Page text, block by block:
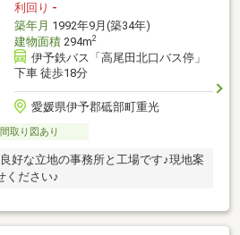
利回り -
築年月 1992年9月(築34年)
建物面積294m2
伊予鉄バス「高尾田北口バス停」
下車 徒歩18分
愛媛県伊予郡砥部町重光
間取り図あり
好な立地の事務所と工場です♪現地案
ください♪